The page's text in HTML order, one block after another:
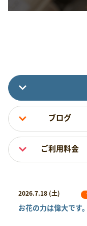
ブログ
ご利用料金
2026.7.18 (土)
お花の力は偉大です